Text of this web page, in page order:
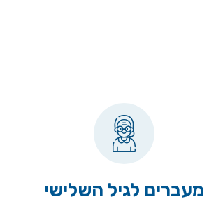
מעברים לגיל השלישי